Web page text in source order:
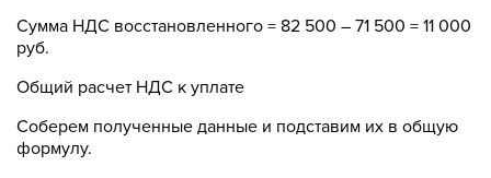
Сумма НДС восстановленного = 82 500 – 71 500 = 11 000
руб.
Общий расчет НДС к уплате
Соберем полученные данные и подставим их в общую
формулу.